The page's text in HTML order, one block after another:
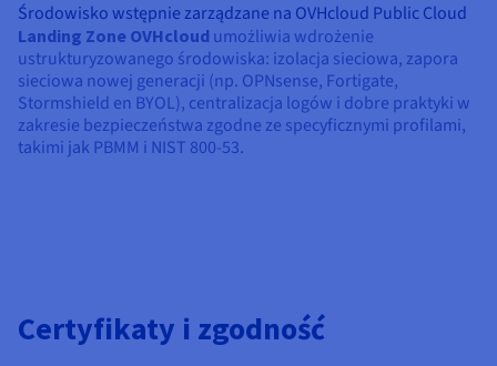
Środowisko wstępnie zarządzane na OVHcloud Public Cloud
Landing Zone OVHcloud umożliwia wdrożenie
ustrukturyzowanego środowiska: izolacja sieciowa, zapora
sieciowa nowej generacji (np. OPNsense, Fortigate,
Stormshield en BYOL), centralizacja logów i dobre praktyki w
zakresie bezpieczeństwa zgodne ze specyficznymi profilami,
takimi jak PBMM i NIST 800-53.
Certyfikaty i zgodność